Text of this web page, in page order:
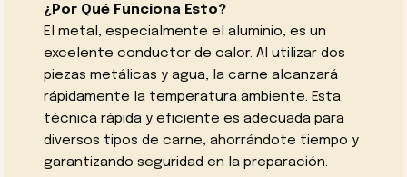
¿Por Qué Funciona Esto?
El metal, especialmente el aluminio, es un
excelente conductor de calor. Al utilizar dos
piezas metálicas y agua, la carne alcanzará
rápidamente la temperatura ambiente. Esta
técnica rápida y eficiente es adecuada para
diversos tipos de carne, ahorrándote tiempo y
garantizando seguridad en la preparación.